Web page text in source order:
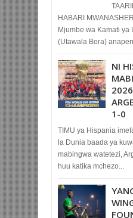
HABARI
Mjumbe wa Kamati ya
(Utawala Bora)
NI
1-0
TIMU ya Hispania
la Dunia baada ya
mabingwa watetezi,
huu katika mchezo...